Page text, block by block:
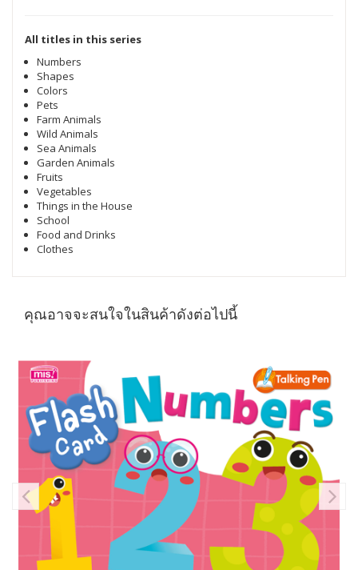
All titles in this series
Numbers
Shapes
Colors
Pets
Farm Animals
Wild Animals
Sea Animals
Garden Animals
Fruits
Vegetables
Things in the House
School
Food and Drinks
Clothes
คุณอาจจะสนใจในสินค้าดังต่อไปนี้